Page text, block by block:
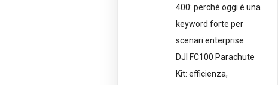
400: perché oggi è una
keyword forte per
scenari enterprise
DJI FC100 Parachute
Kit: efficienza,